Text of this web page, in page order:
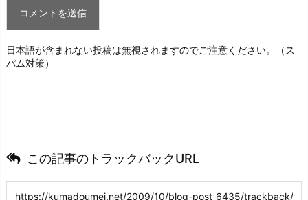
日本語が含まれない投稿は無視されますのでご注意ください。（ス
パム対策）
この記事のトラックバックURL